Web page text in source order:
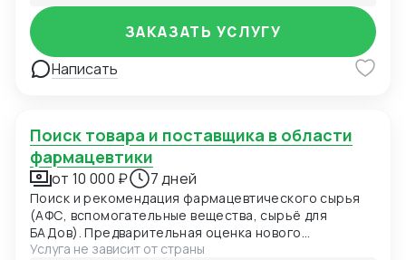
Написать
ЗАКАЗАТЬ УСЛУГУ
Поиск товара и поставщика в области
фармацевтики
от 10 000 ₽ 7 дней
Поиск и рекомендация фармацевтического сырья
(АФС, вспомогательные вещества, сырьё для
БАДов). Предварительная оценка нового
поставщика. Сопровождение экскурсии на заводе.
Услуга не зависит от страны